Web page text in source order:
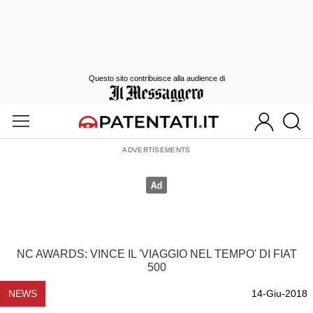
NC AWARDS: VINCE IL 'VIAGGIO NEL TEMPO' DI FIAT
500
NEWS 14-Giu-2018
Questo sito contribuisce alla audience di